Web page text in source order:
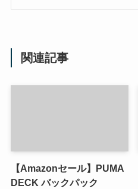
関連記事
【Amazonセール】PUMA
DECK バックパック